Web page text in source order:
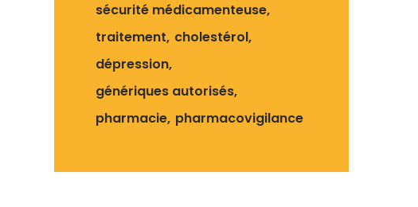
sécurité médicamenteuse
traitement cholestérol
dépression
génériques autorisés
pharmacie pharmacovigilance